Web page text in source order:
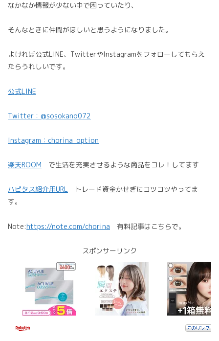
なかなか情報が少ない中で困っていたり、
そんなときに仲間がほしいと思うようになりました。
よければ公式LINE、TwitterやInstagramをフォローしてもらえ
たらうれしいです。
公式LINE
Twitter：@sosokano072
Instagram：chorina_option
楽天ROOM で生活を充実させるような商品をコレ！してます
ハピタス紹介用URL トレード資金かせぎにコツコツやってま
す。
Note:https://note.com/chorina 有料記事はこちらで。
スポンサーリンク